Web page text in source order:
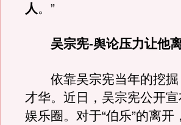
人。”
吴宗宪-舆论压力让他
依靠吴宗宪当年的挖掘
才华。近日，吴宗宪公开
娱乐圈。对于“伯乐”的离